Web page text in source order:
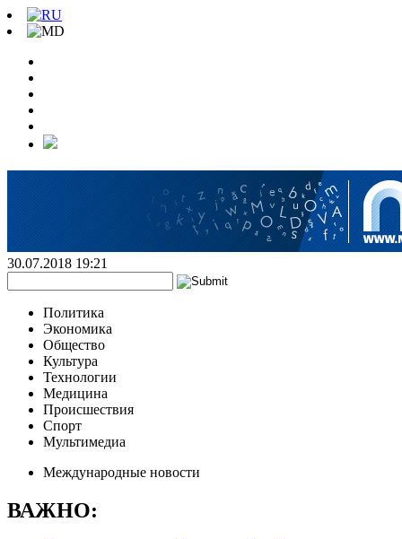
30.07.2018 19:21
Политика
Экономика
Общество
Культура
Технологии
Медицина
Происшествия
Спорт
Мультимедиа
Международные новости
ВАЖНО: